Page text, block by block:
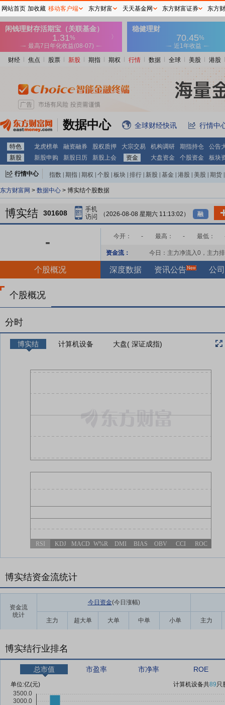
财经 焦点 股票 新股 期指 期权 行情 数据 全球 美股 港股
数据中心 全球财经快讯 行情中
特色 龙虎榜单 融资融券 股权质押 大宗交易 机构调研 期指持仓
公告
新股
新股申购 新股日历 新股上会 资金 大盘资金 个股资金 板块
行情中心 指数 期指 期权 个股 板块 排行 新股 基金 港股 美股 期货
东方财富网 > 数据中心 > 博实结个股数据
博实结 301608 （2026-08-08 星期六 11:13:02） 融
- 今开： - 最高： - 最低：
资金流： 今日：主力净流入0 ，主力
个股概况 深度数据 资讯公告 公
个股概况
分时
博实结 计算机设备 大盘( 深证成指)
RSI KDJ MACD W%R DMI BIAS OBV CCI ROC
博实结资金流统计
资金流
统计
今日资金(今日涨幅)
主力 超大单 大单 中单 小单 主力
博实结行业排名
总市值 市盈率 市净率 ROE
单位:亿(元) 计算机设备共89只
网站首页 加收藏 移动客户端 东方财富 天天基金网 东方财富证券 东方